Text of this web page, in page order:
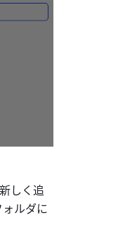
しく追
ルダに